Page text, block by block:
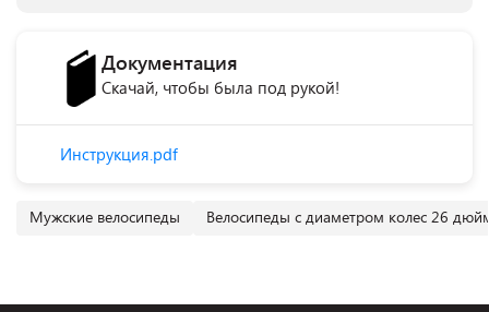
Документация
Скачай, чтобы была под рукой!
Инструкция.pdf
Мужские велосипеды Велосипеды с диаметром колес 26